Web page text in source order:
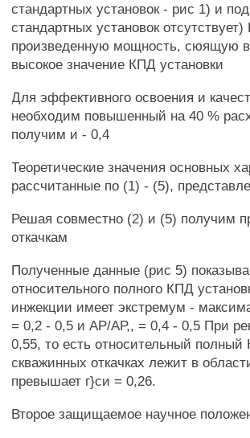
стандартных установок - рис 1) и
стандартных установок
произведенную мощность, сюящую в
высокое значение КПД установки
Для эффективного освоения и
необходим повышенный на 40 %
получим и - 0,4
Теоретические значения основных
рассчитанные по (1) - (5),
Решая совместно (2) и (5) получим
откачкам
Полученные данные (рис 5)
относительного полного КПД
инжекции имеет экстремум -
= 0,2 - 0,5 и АР/АР,, = 0,4 - 0,5 При
0,55, то есть относительный
скважинных откачках лежит в
превышает г}си = 0,26.
Второе защищаемое научное